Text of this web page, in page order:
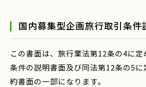
国内募集型企画旅行取引条件
この書面は、旅行業法第12条の4に定
条件の説明書面及び同法第12条の5
約書面の一部になります。